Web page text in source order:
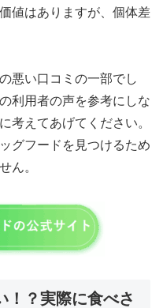
値はありますが、個体差
悪い口コミの一部でし
利用者の声を参考にしな
考えてあげてください。
グフードを見つけるため
ん。
！？実際に食べさ